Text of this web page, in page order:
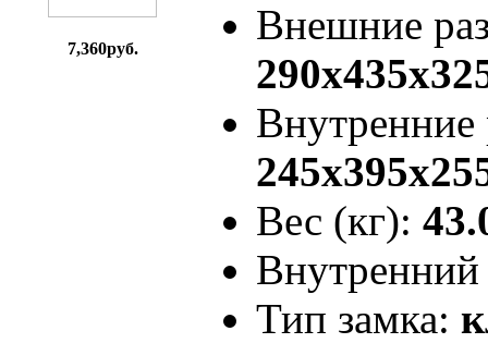
7,360руб.
Внешние
Вес (кг):
Тип замка: